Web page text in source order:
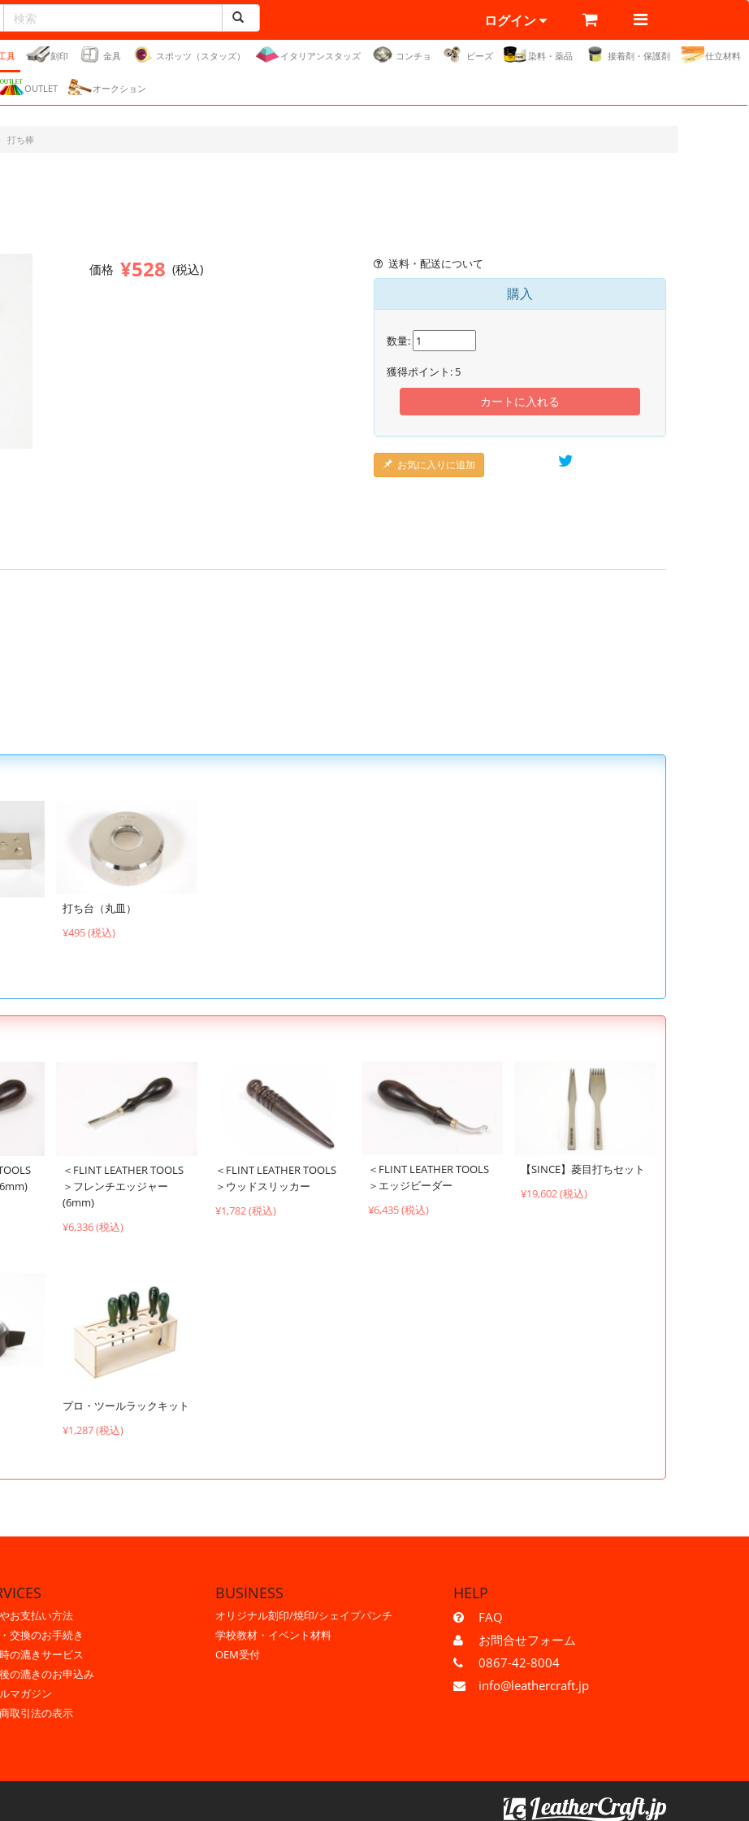
ログイン
具 刻印 金具 スポッツ（スタッズ） イタリアンスタッズ コンチョ ビーズ 染料・薬品 接着剤・保護剤 仕立材料
OUTLET オークション
打ち棒
価格 ¥528 (税込) 送料・配送について
購入
数量:
獲得ポイント: 5
カートに入れる
お気に入りに追加
打ち台（丸皿）
¥495 (税込)
＜FLINT LEATHER TOOLS
＞フレンチエッジャー
(6mm)
¥6,336 (税込)
＜FLINT LEATHER TOOLS
＞ウッドスリッカー
¥1,782 (税込)
＜FLINT LEATHER TOOLS
＞エッジビーダー
¥6,435 (税込)
【SINCE】菱目打ちセット
¥19,602 (税込)
プロ・ツールラックキット
¥1,287 (税込)
お支払い方法
交換のお手続き
の漉きサービス
の漉きのお申込み
マガジン
取引法の表示
BUSINESS
オリジナル刻印/焼印/シェイプパンチ
学校教材・イベント材料
OEM受付
HELP
FAQ
お問合せフォーム
0867-42-8004
info@leathercraft.jp